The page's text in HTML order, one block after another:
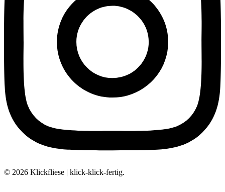
© 2026 Klickfliese | klick-klick-fertig.